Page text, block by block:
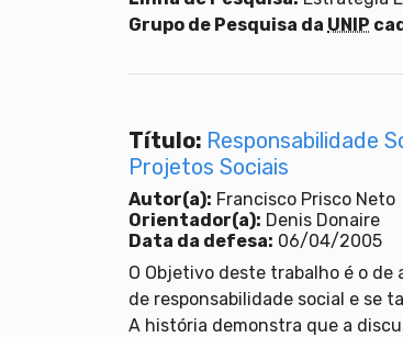
Grupo de Pesquisa da UNIP
Título: Responsabilidade
Projetos Sociais
Autor(a): Francisco Prisco Neto
Orientador(a): Denis Donaire
Data da defesa: 06/04/2005
O Objetivo deste trabalho é o
de responsabilidade social e se
A história demonstra que a